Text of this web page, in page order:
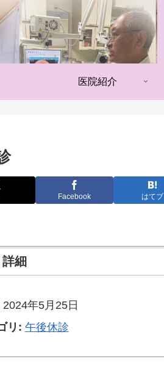
医院紹介
Facebook はてブ
細
2024年5月25日
リ: 午後休診